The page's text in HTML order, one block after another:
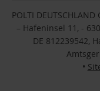
POLTI
– Hafeninsel 11, -
DE 812239542,
•